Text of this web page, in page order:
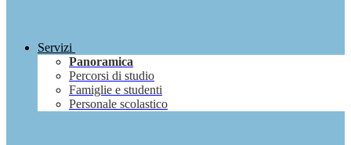
Servizi
Panoramica
Percorsi di studio
Famiglie e studenti
Personale scolastico